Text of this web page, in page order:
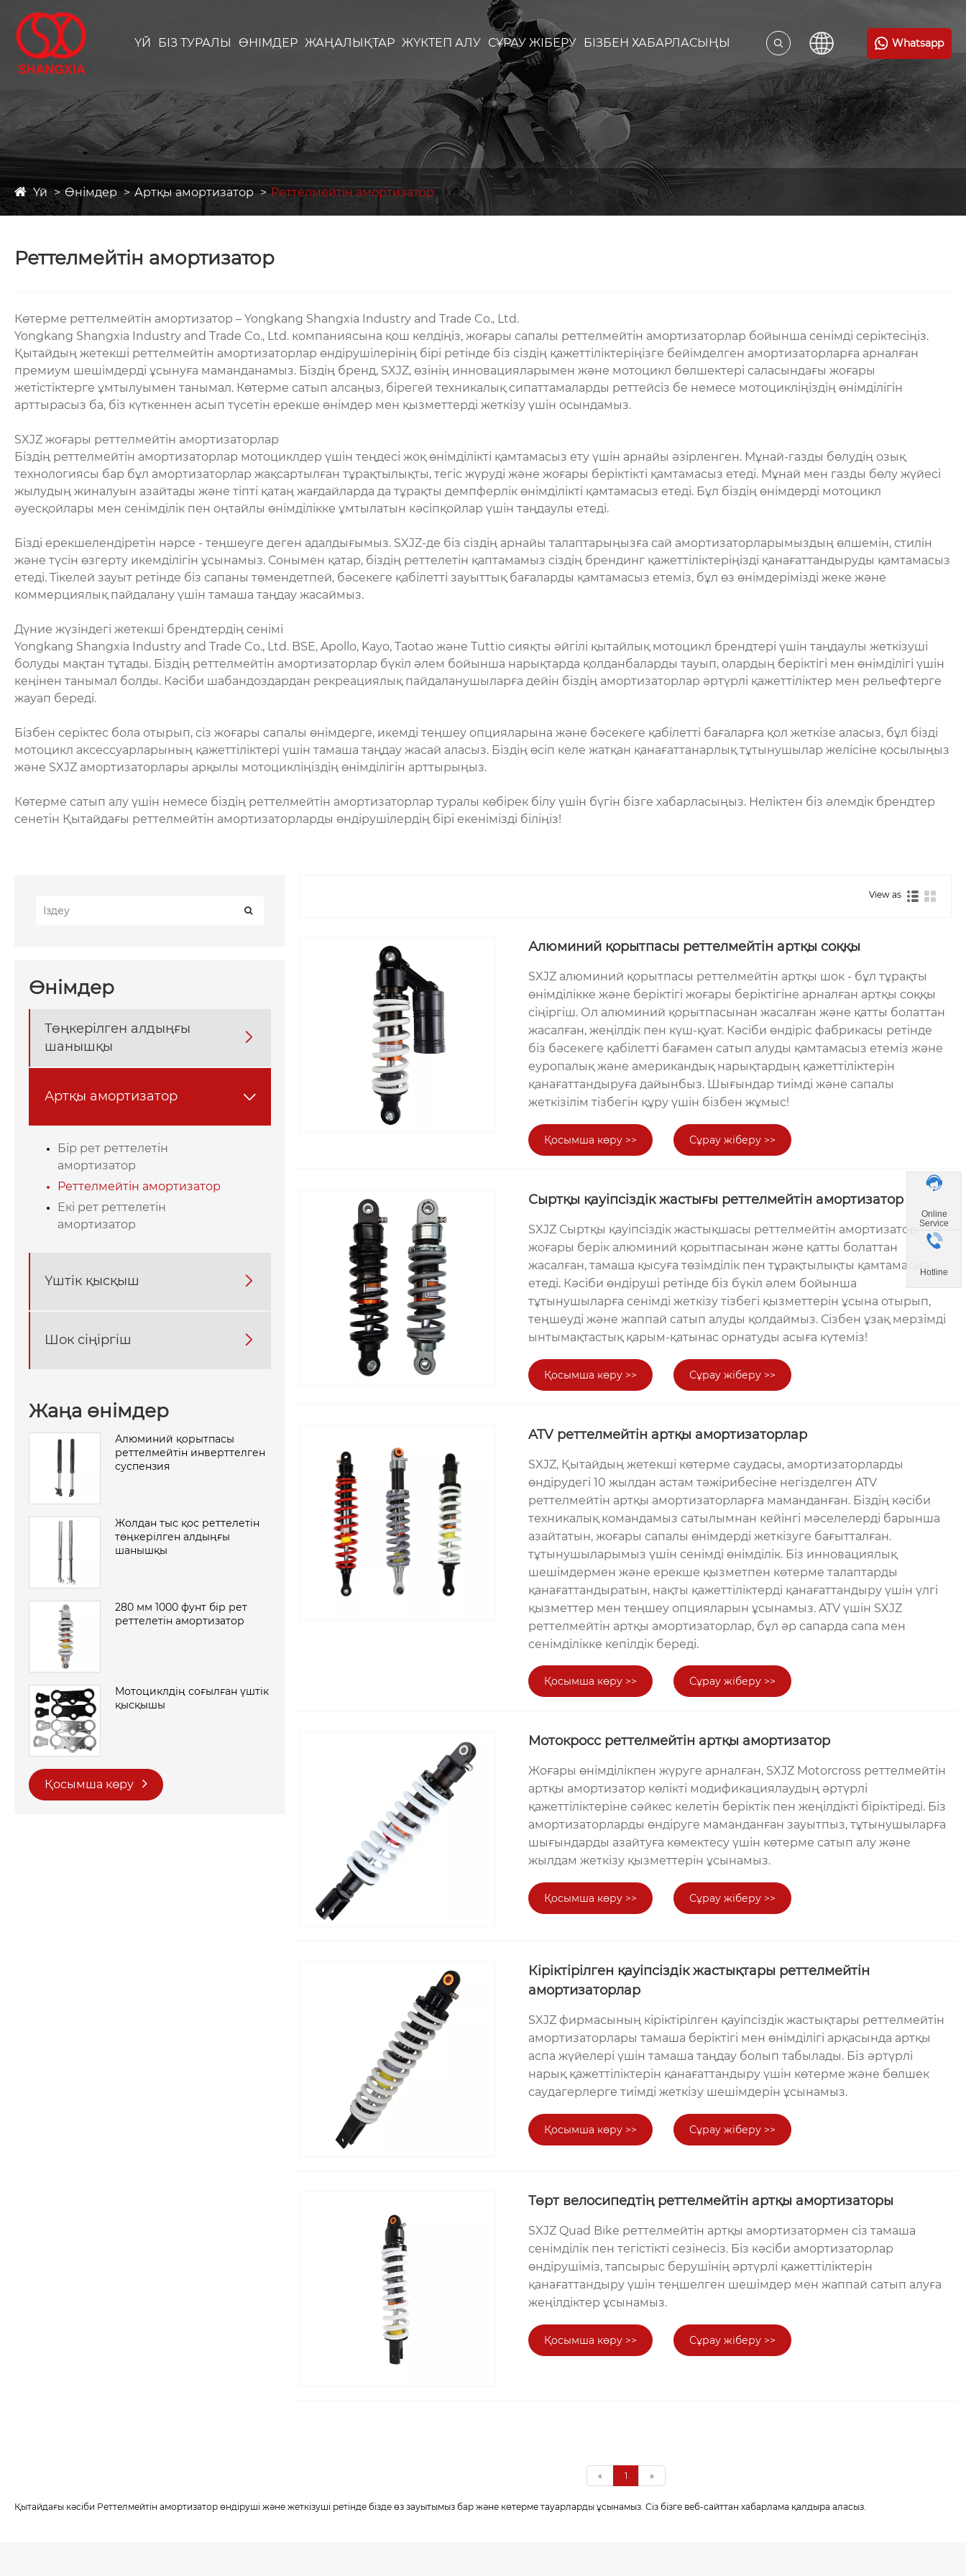
ҮЙ БІЗ ТУРАЛЫ ӨНІМДЕР ЖАҢАЛЫҚТАР ЖҮКТЕП АЛУ СҰРАУ ЖІБЕРУ БІЗБЕН ХАБАРЛАСЫҢЫ Whatsapp
Үй Өнімдер Артқы амортизатор Реттелмейтін амортизатор
Реттелмейтін амортизатор
Көтерме реттелмейтін амортизатор – Yongkang Shangxia Industry and Trade Co., Ltd.
Yongkang Shangxia Industry and Trade Co., Ltd. компаниясына қош келдіңіз, жоғары сапалы реттелмейтін амортизаторлар бойынша сенімді серіктесіңіз.
Қытайдың жетекші реттелмейтін амортизаторлар өндірушілерінің бірі ретінде біз сіздің қажеттіліктеріңізге бейімделген амортизаторларға арналған
премиум шешімдерді ұсынуға маманданамыз. Біздің бренд, SXJZ, өзінің инновацияларымен және мотоцикл бөлшектері саласындағы жоғары
жетістіктерге ұмтылуымен танымал. Көтерме сатып алсаңыз, бірегей техникалық сипаттамаларды реттейсіз бе немесе мотоцикліңіздің өнімділігін
арттырасыз ба, біз күткеннен асып түсетін ерекше өнімдер мен қызметтерді жеткізу үшін осындамыз.
SXJZ жоғары реттелмейтін амортизаторлар
Біздің реттелмейтін амортизаторлар мотоциклдер үшін теңдесі жоқ өнімділікті қамтамасыз ету үшін арнайы әзірленген. Мұнай-газды бөлудің озық
технологиясы бар бұл амортизаторлар жақсартылған тұрақтылықты, тегіс жүруді және жоғары беріктікті қамтамасыз етеді. Мұнай мен газды бөлу жүйесі
жылудың жиналуын азайтады және тіпті қатаң жағдайларда да тұрақты демпферлік өнімділікті қамтамасыз етеді. Бұл біздің өнімдерді мотоцикл
әуесқойлары мен сенімділік пен оңтайлы өнімділікке ұмтылатын кәсіпқойлар үшін таңдаулы етеді.
Бізді ерекшелендіретін нәрсе - теңшеуге деген адалдығымыз. SXJZ-де біз сіздің арнайы талаптарыңызға сай амортизаторларымыздың өлшемін, стилін
және түсін өзгерту икемділігін ұсынамыз. Сонымен қатар, біздің реттелетін қаптамамыз сіздің брендинг қажеттіліктеріңізді қанағаттандыруды қамтамасыз
етеді. Тікелей зауыт ретінде біз сапаны төмендетпей, бәсекеге қабілетті зауыттық бағаларды қамтамасыз етеміз, бұл өз өнімдерімізді жеке және
коммерциялық пайдалану үшін тамаша таңдау жасаймыз.
Дүние жүзіндегі жетекші брендтердің сенімі
Yongkang Shangxia Industry and Trade Co., Ltd. BSE, Apollo, Kayo, Taotao және Tuttio сияқты әйгілі қытайлық мотоцикл брендтері үшін таңдаулы жеткізуші
болуды мақтан тұтады. Біздің реттелмейтін амортизаторлар бүкіл әлем бойынша нарықтарда қолданбаларды тауып, олардың беріктігі мен өнімділігі үшін
кеңінен танымал болды. Кәсіби шабандоздардан рекреациялық пайдаланушыларға дейін біздің амортизаторлар әртүрлі қажеттіліктер мен рельефтерге
жауап береді.
Бізбен серіктес бола отырып, сіз жоғары сапалы өнімдерге, икемді теңшеу опцияларына және бәсекеге қабілетті бағаларға қол жеткізе аласыз, бұл бізді
мотоцикл аксессуарларының қажеттіліктері үшін тамаша таңдау жасай аласыз. Біздің өсіп келе жатқан қанағаттанарлық тұтынушылар желісіне қосылыңыз
және SXJZ амортизаторлары арқылы мотоцикліңіздің өнімділігін арттырыңыз.
Көтерме сатып алу үшін немесе біздің реттелмейтін амортизаторлар туралы көбірек білу үшін бүгін бізге хабарласыңыз. Неліктен біз әлемдік брендтер
сенетін Қытайдағы реттелмейтін амортизаторларды өндірушілердің бірі екенімізді біліңіз!
Өнімдер
Төңкерілген алдыңғы
шанышқы

Артқы амортизатор 
Бір рет реттелетін
амортизатор
Реттелмейтін амортизатор
Екі рет реттелетін
амортизатор
Үштік қысқыш 
Шок сіңіргіш 
Жаңа өнімдер
Алюминий қорытпасы
реттелмейтін инверттелген
суспензия
Жолдан тыс қос реттелетін
төңкерілген алдыңғы
шанышқы
280 мм 1000 фунт бір рет
реттелетін амортизатор
Мотоциклдің соғылған үштік
қысқышы
Қосымша көру
View as
Алюминий қорытпасы реттелмейтін артқы соққы
SXJZ алюминий қорытпасы реттелмейтін артқы шок - бұл тұрақты
өнімділікке және беріктігі жоғары беріктігіне арналған артқы соққы
сіңіргіш. Ол алюминий қорытпасынан жасалған және қатты болаттан
жасалған, жеңілдік пен күш-қуат. Кәсіби өндіріс фабрикасы ретінде
біз бәсекеге қабілетті бағамен сатып алуды қамтамасыз етеміз және
еуропалық және американдық нарықтардың қажеттіліктерін
қанағаттандыруға дайынбыз. Шығындар тиімді және сапалы
жеткізілім тізбегін құру үшін бізбен жұмыс!
Қосымша көру >> Сұрау жіберу >>
Сыртқы қауіпсіздік жастығы реттелмейтін амортизатор
SXJZ Сыртқы қауіпсіздік жастықшасы реттелмейтін амортизатор
жоғары берік алюминий қорытпасынан және қатты болаттан
жасалған, тамаша қысуға төзімділік пен тұрақтылықты қамтамасыз
етеді. Кәсіби өндіруші ретінде біз бүкіл әлем бойынша
тұтынушыларға сенімді жеткізу тізбегі қызметтерін ұсына отырып,
теңшеуді және жаппай сатып алуды қолдаймыз. Сізбен ұзақ мерзімді
ынтымақтастық қарым-қатынас орнатуды асыға күтеміз!
Қосымша көру >> Сұрау жіберу >>
ATV реттелмейтін артқы амортизаторлар
SXJZ, Қытайдың жетекші көтерме саудасы, амортизаторларды
өндірудегі 10 жылдан астам тәжірибесіне негізделген ATV
реттелмейтін артқы амортизаторларға маманданған. Біздің кәсіби
техникалық командамыз сатылымнан кейінгі мәселелерді барынша
азайтатын, жоғары сапалы өнімдерді жеткізуге бағытталған.
тұтынушыларымыз үшін сенімді өнімділік. Біз инновациялық
шешімдермен және ерекше қызметпен көтерме талаптарды
қанағаттандыратын, нақты қажеттіліктерді қанағаттандыру үшін үлгі
қызметтер мен теңшеу опцияларын ұсынамыз. ATV үшін SXJZ
реттелмейтін артқы амортизаторлар, бұл әр сапарда сапа мен
сенімділікке кепілдік береді.
Қосымша көру >> Сұрау жіберу >>
Мотокросс реттелмейтін артқы амортизатор
Жоғары өнімділікпен жүруге арналған, SXJZ Motorcross реттелмейтін
артқы амортизатор көлікті модификациялаудың әртүрлі
қажеттіліктеріне сәйкес келетін беріктік пен жеңілдікті біріктіреді. Біз
амортизаторларды өндіруге маманданған зауытпыз, тұтынушыларға
шығындарды азайтуға көмектесу үшін көтерме сатып алу және
жылдам жеткізу қызметтерін ұсынамыз.
Қосымша көру >> Сұрау жіберу >>
Кіріктірілген қауіпсіздік жастықтары реттелмейтін
амортизаторлар
SXJZ фирмасының кіріктірілген қауіпсіздік жастықтары реттелмейтін
амортизаторлары тамаша беріктігі мен өнімділігі арқасында артқы
аспа жүйелері үшін тамаша таңдау болып табылады. Біз әртүрлі
нарық қажеттіліктерін қанағаттандыру үшін көтерме және бөлшек
саудагерлерге тиімді жеткізу шешімдерін ұсынамыз.
Қосымша көру >> Сұрау жіберу >>
Төрт велосипедтің реттелмейтін артқы амортизаторы
SXJZ Quad Bike реттелмейтін артқы амортизатормен сіз тамаша
сенімділік пен тегістікті сезінесіз. Біз кәсіби амортизаторлар
өндірушіміз, тапсырыс берушінің әртүрлі қажеттіліктерін
қанағаттандыру үшін теңшелген шешімдер мен жаппай сатып алуға
жеңілдіктер ұсынамыз.
Қосымша көру >> Сұрау жіберу >>
« 1 »
Қытайдағы кәсіби Реттелмейтін амортизатор өндіруші және жеткізуші ретінде бізде өз зауытымыз бар және көтерме тауарларды ұсынамыз. Сіз бізге веб-сайттан хабарлама қалдыра аласыз.
Online
Service
Hotline